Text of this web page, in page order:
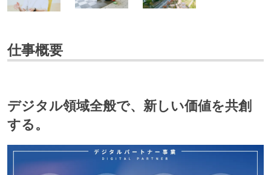
仕事概要
デジタル領域全般で、新しい価値を共創
する。